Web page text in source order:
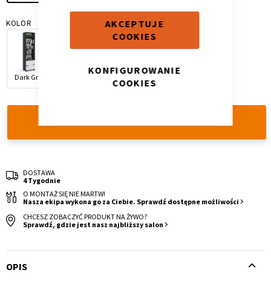
AKCEPTUJE
COOKIES
KONFIGUROWANIE
COOKIES
KOLOR
Dark Grey
DOSTAWA
4 Tygodnie
O MONTAŻ SIĘ NIE MARTW!
Nasza ekipa wykona go za Ciebie. Sprawdź dostępne możliwości
CHCESZ ZOBACZYĆ PRODUKT NA ŻYWO?
Sprawdź, gdzie jest nasz najbliższy salon
OPIS
Krzesło i fotel Wszystkie meble